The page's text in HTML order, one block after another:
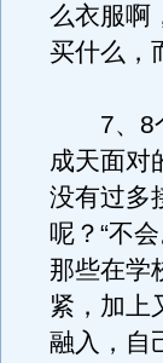
么衣服啊
买什么，
7、8个
成天面对
没有过多
呢？“不
那些在学
紧，加上
融入，自